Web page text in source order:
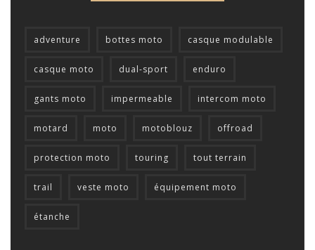
adventure bottes moto casque modulable
casque moto dual-sport enduro
gants moto impermeable intercom moto
motard moto motoblouz offroad
protection moto touring tout terrain
trail veste moto équipement moto
étanche